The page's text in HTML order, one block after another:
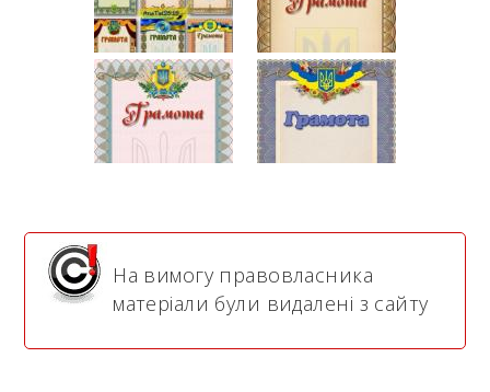
На вимогу правовласника
матеріали були видалені з сайту